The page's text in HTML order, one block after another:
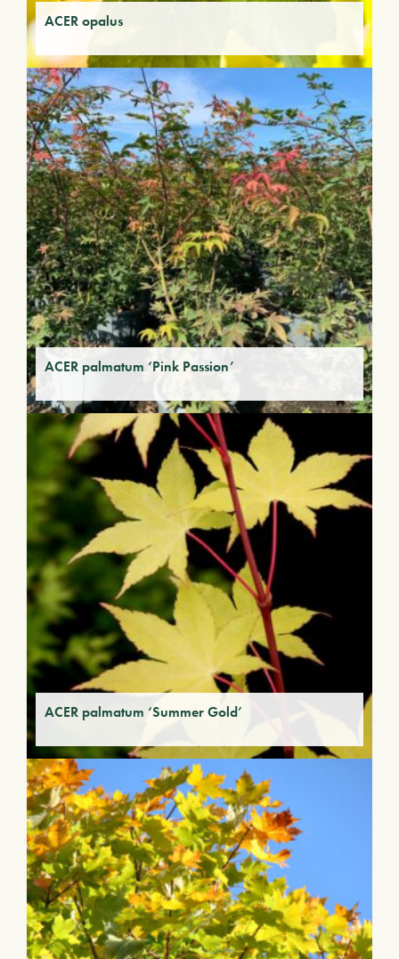
ACER opalus
ACER palmatum ‘Pink Passion’
ACER palmatum ‘Summer Gold’